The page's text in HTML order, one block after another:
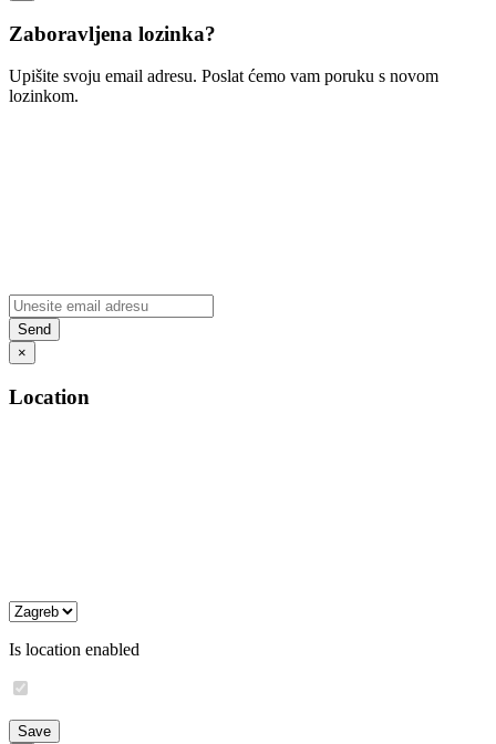
Zaboravljena lozinka?
Upišite svoju email adresu. Poslat ćemo vam poruku s novom
lozinkom.
×
Location
Is location enabled